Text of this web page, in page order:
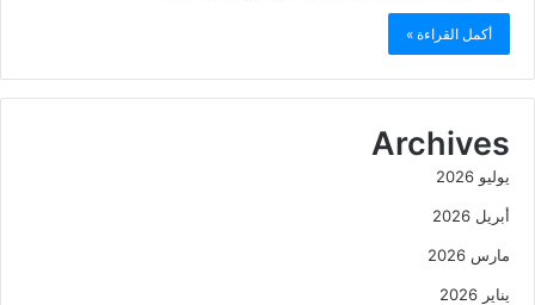
أكمل القراءة »
Archives
يوليو 2026
أبريل 2026
مارس 2026
يناير 2026